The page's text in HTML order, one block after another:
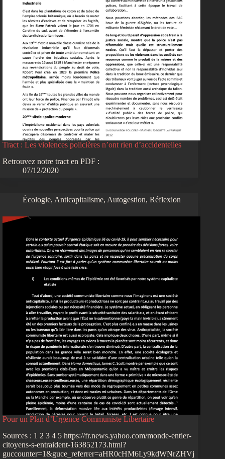
Tract : Les violences policières n’ont rien d’accidentelles
Retrouvez notre tract en PDF :
07/12/2020
Écologie, Anticapitalisme, Autogestion, Réflexion
Pour un Plan d’Urgence Communiste Libertaire
Sources : 1 2 3 4 5 https://fr.news.yahoo.com/monde-entier-
citoyens-s-entraident-163852173.html?
guccounter=1&guce_referrer=aHR0cHM6Ly9kdWNrZHVj